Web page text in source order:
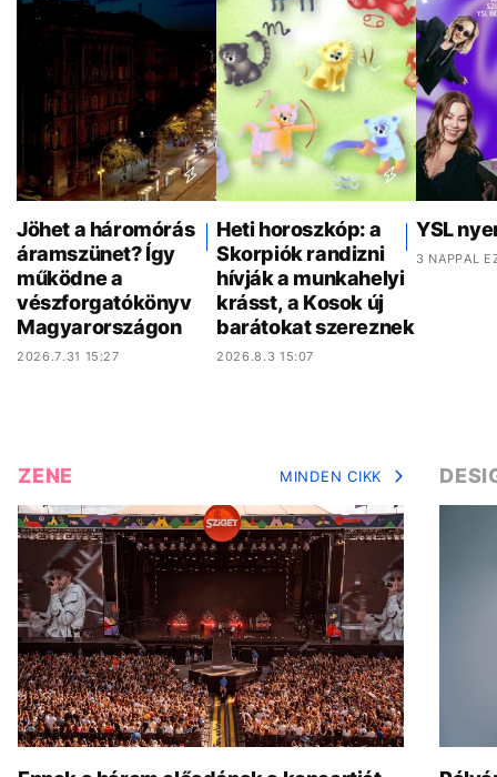
Jöhet a háromórás
áramszünet? Így
működne a
vészforgatókönyv
Magyarországon
2026.7.31 15:27
Heti horoszkóp: a
Skorpiók randizni
hívják a munkahelyi
krásst, a Kosok új
barátokat szereznek
2026.8.3 15:07
YSL
3 NAPPAL
ZENE MINDEN CIKK